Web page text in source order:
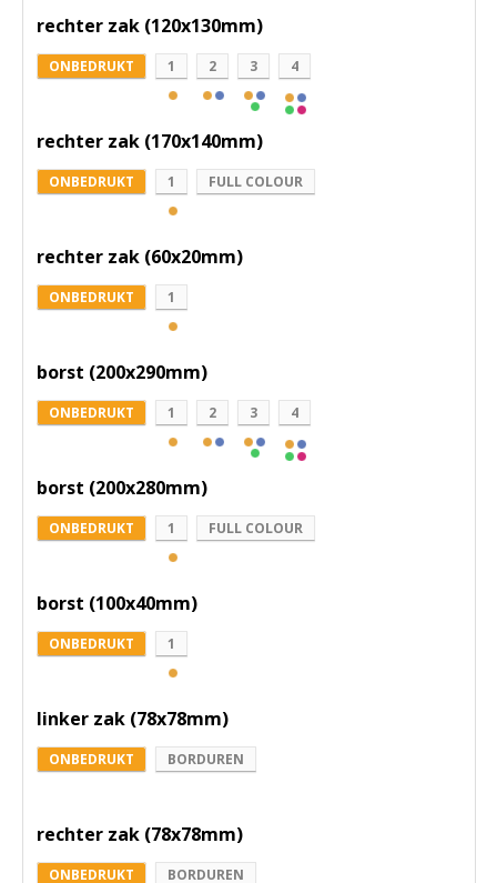
rechter zak (120x130mm)
ONBEDRUKT 1 2 3 4
rechter zak (170x140mm)
ONBEDRUKT 1 FULL COLOUR
rechter zak (60x20mm)
ONBEDRUKT 1
borst (200x290mm)
ONBEDRUKT 1 2 3 4
borst (200x280mm)
ONBEDRUKT 1 FULL COLOUR
borst (100x40mm)
ONBEDRUKT 1
linker zak (78x78mm)
ONBEDRUKT BORDUREN
rechter zak (78x78mm)
ONBEDRUKT BORDUREN